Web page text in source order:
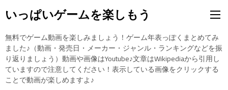
いっぱいゲームを楽しもう
無料でゲーム動画を楽しみましょう！ゲーム年表っぽくまとめてみ
ました♪（動画・発売日・メーカー・ジャンル・ランキングなどを振
り返りましょう）動画や画像はYoutube♪文章はWikipediaから引用し
ていますので注意してください！表示している画像をクリックする
ことで動画が楽しめますよ♪